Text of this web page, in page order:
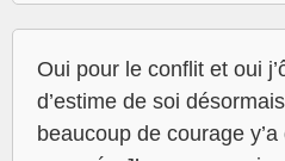
Oui pour le conflit et oui
d’estime de soi
beaucoup de courage y’a